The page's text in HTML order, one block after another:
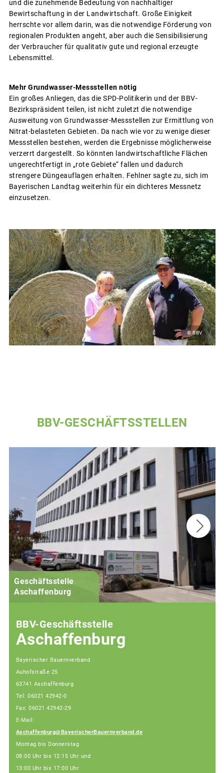
und die zunehmende Bedeutung von nachhaltiger
Bewirtschaftung in der Landwirtschaft. Große Einigkeit
herrschte vor allem darin, was die notwendige Förderung von
regionalen Produkten angeht, aber auch die Sensibilisierung
der Verbraucher für qualitativ gute und regional erzeugte
Lebensmittel.
Mehr Grundwasser-Messstellen nötig
Ein großes Anliegen, das die SPD-Politikerin und der BBV-
Bezirkspräsident teilen, ist nicht zuletzt die notwendige
Ausweitung von Grundwasser-Messstellen zur Ermittlung von
Nitrat-belasteten Gebieten. Da nach wie vor zu wenige dieser
Messstellen bestehen, werden die Ergebnisse möglicherweise
verzerrt dargestellt. So könnten landwirtschaftliche Flächen
ungerechtfertigt in „rote Gebiete“ fallen und dadurch
strengere Düngeauflagen erhalten. Fehlner sagte zu, sich im
Bayerischen Landtag weiterhin für ein dichteres Messnetz
einzusetzen.
© BBV
BBV-GESCHÄFTSSTELLEN
Geschäftsstelle
Aschaffenburg
BBV-Geschäftsstelle
Aschaffenburg
Bayerischer Bauernverband
Auhofstraße 25
63741 Aschaffenburg
Tel: 06021 42942-0
Fax: 06021 42942-29
E-Mail:
Aschaffenburg@BayerischerBauernverband.de
Montag bis Donnerstag
08:00 Uhr bis 12:15 Uhr und
13:00 Uhr bis 17:00 Uhr